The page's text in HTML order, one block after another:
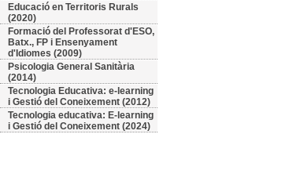
Educació en Territoris Rurals
(2020)
Formació del Professorat d'ESO,
Batx., FP i Ensenyament
d'Idiomes (2009)
Psicologia General Sanitària
(2014)
Tecnologia Educativa: e-learning
i Gestió del Coneixement (2012)
Tecnologia educativa: E-learning
i Gestió del Coneixement (2024)